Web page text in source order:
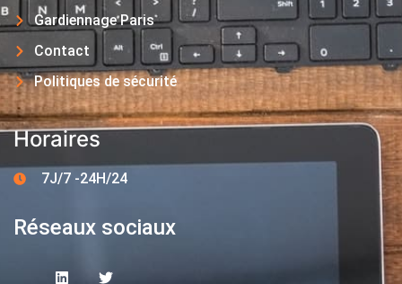
Gardiennage Paris
Contact
Politiques de sécurité
Horaires
7J/7 -24H/24
Réseaux sociaux